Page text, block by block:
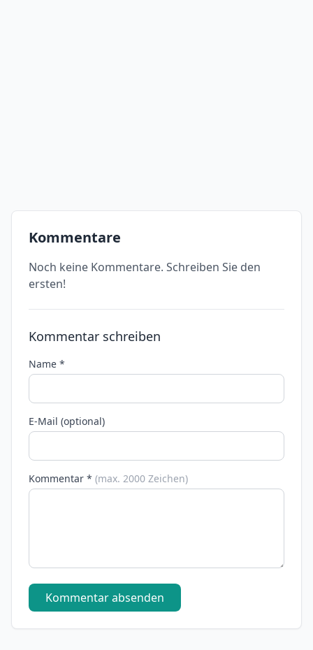
Kommentare
Noch keine Kommentare. Schreiben Sie den
ersten!
Kommentar schreiben
Name *
E-Mail (optional)
Kommentar * (max. 2000 Zeichen)
Kommentar absenden